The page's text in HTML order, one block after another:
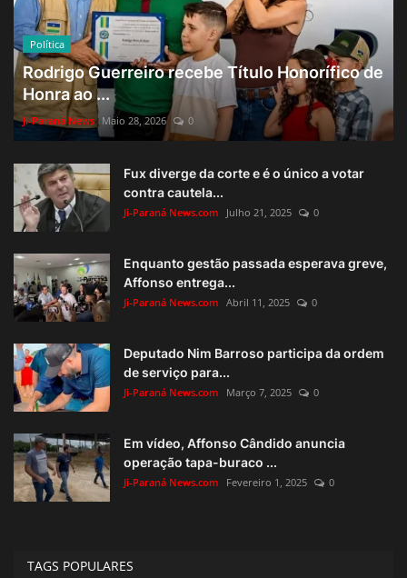
Política
Rodrigo Guerreiro recebe Título Honorífico de
Honra ao ...
Ji-Paraná News Maio 28, 2026 0
Fux diverge da corte e é o único a votar
contra cautela...
Ji-Paraná News.com Julho 21, 2025 0
Enquanto gestão passada esperava greve,
Affonso entrega...
Ji-Paraná News.com Abril 11, 2025 0
Deputado Nim Barroso participa da ordem
de serviço para...
Ji-Paraná News.com Março 7, 2025 0
Em vídeo, Affonso Cândido anuncia
operação tapa-buraco ...
Ji-Paraná News.com Fevereiro 1, 2025 0
TAGS POPULARES